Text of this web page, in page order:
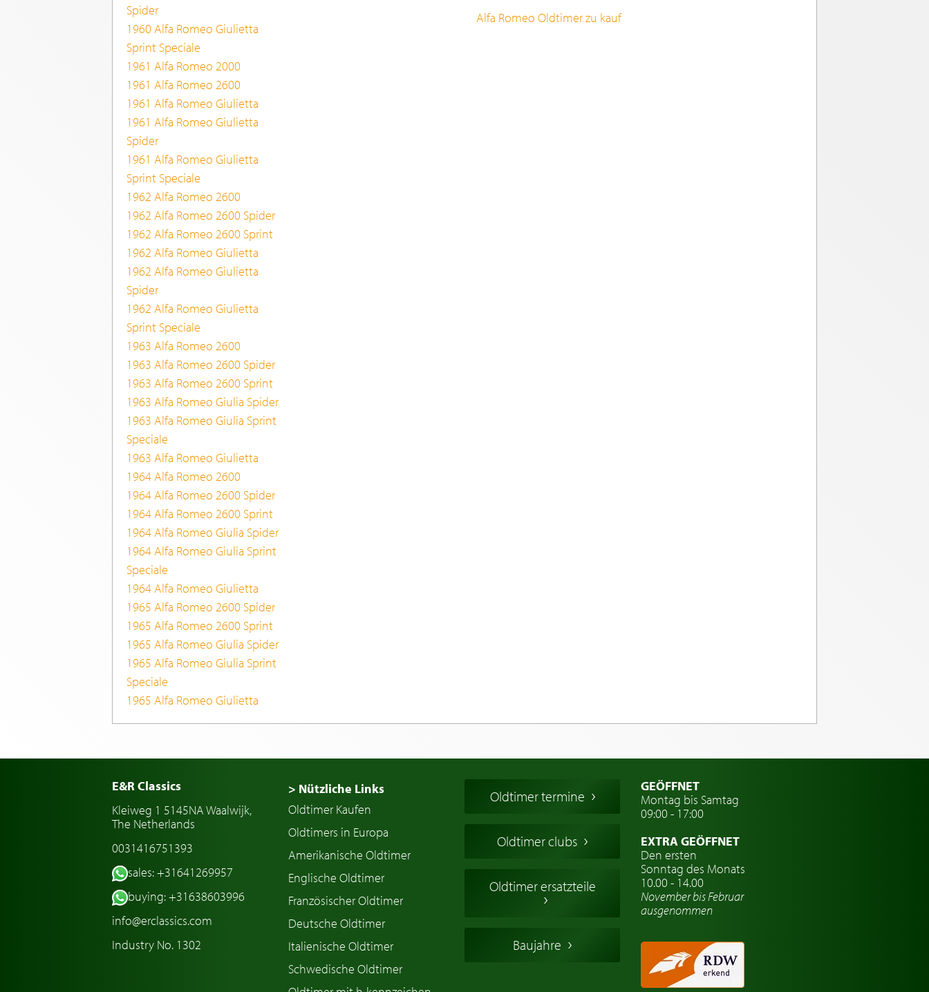
Spider
1960 Alfa Romeo Giulietta
Sprint Speciale
1961 Alfa Romeo 2000
1961 Alfa Romeo 2600
1961 Alfa Romeo Giulietta
1961 Alfa Romeo Giulietta
Spider
1961 Alfa Romeo Giulietta
Sprint Speciale
1962 Alfa Romeo 2600
1962 Alfa Romeo 2600 Spider
1962 Alfa Romeo 2600 Sprint
1962 Alfa Romeo Giulietta
1962 Alfa Romeo Giulietta
Spider
1962 Alfa Romeo Giulietta
Sprint Speciale
1963 Alfa Romeo 2600
1963 Alfa Romeo 2600 Spider
1963 Alfa Romeo 2600 Sprint
1963 Alfa Romeo Giulia Spider
1963 Alfa Romeo Giulia Sprint
Speciale
1963 Alfa Romeo Giulietta
1964 Alfa Romeo 2600
1964 Alfa Romeo 2600 Spider
1964 Alfa Romeo 2600 Sprint
1964 Alfa Romeo Giulia Spider
1964 Alfa Romeo Giulia Sprint
Speciale
1964 Alfa Romeo Giulietta
1965 Alfa Romeo 2600 Spider
1965 Alfa Romeo 2600 Sprint
1965 Alfa Romeo Giulia Spider
1965 Alfa Romeo Giulia Sprint
Speciale
1965 Alfa Romeo Giulietta
Alfa Romeo Oldtimer zu kauf
E&R Classics
Kleiweg 1 5145NA Waalwijk,
The Netherlands
0031416751393
sales: +31641269957
buying: +31638603996
info@erclassics.com
Industry No. 1302
> Nützliche Links
Oldtimer Kaufen
Oldtimers in Europa
Amerikanische Oldtimer
Englische Oldtimer
Französischer Oldtimer
Deutsche Oldtimer
Italienische Oldtimer
Schwedische Oldtimer
Oldtimer termine
Oldtimer clubs
Oldtimer ersatzteile
Baujahre
GEÖFFNET
Montag bis Samtag
09:00 - 17:00
EXTRA GEÖFFNET
Den ersten
Sonntag des Monats
10.00 - 14.00
November bis Februar
ausgenommen